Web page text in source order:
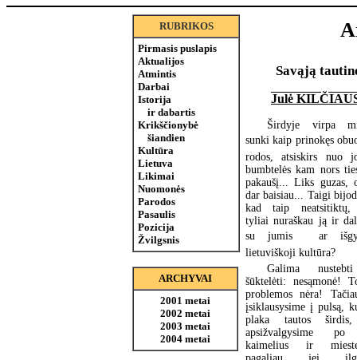
RUBRIKOS
Pirmasis puslapis
Aktualijos
Atmintis
Darbai
Istorija
ir dabartis
Krikščionybė
šiandien
Kultūra
Lietuva
Likimai
Nuomonės
Parodos
Pasaulis
Pozicija
Žvilgsnis
ARCHYVAI
2001 metai
2002 metai
2003 metai
2004 metai
Savąją
Julė
Širdyje virpa
sunki kaip prinokęs
rodos, atsiskirs nuo
bumbtelės kam nors
pakaušį... Liks guzas,
dar baisiau... Taigi
kad taip neatsitiktų,
tyliai nuraškau ją ir
su jumis  ar
lietuviškoji kultūra?
Galima
šūktelėti: nesąmonė!
problemos nėra!
įsiklausysime į pulsą,
plaka tautos
apsižvalgysime
kaimelius ir